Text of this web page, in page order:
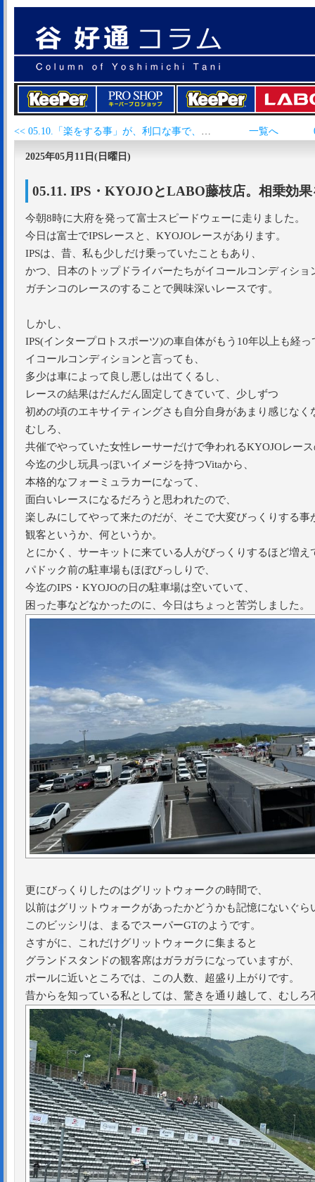
<< 05.10.「楽をする事」が、利口な事で、得な事だと思う輩の罪。 一覧へ
2025年05月11日(日曜日)
05.11. IPS・KYOJOとLABO藤枝店。相乗効
今朝8時に大府を発って富士スピードウェーに走りました。
今日は富士でIPSレースと、KYOJOレースがあります。
IPSは、昔、私も少しだけ乗っていたこともあり、
かつ、日本のトップドライバーたちがイコールコンディショ
ガチンコのレースのすることで興味深いレースです。
しかし、
IPS(インタープロトスポーツ)の車自体がもう10年以上も経
イコールコンディションと言っても、
多少は車によって良し悪しは出てくるし、
レースの結果はだんだん固定してきていて、少しずつ
初めの頃のエキサイティングさも自分自身があまり感じなく
むしろ、
共催でやっていた女性レーサーだけで争われるKYOJOレー
今迄の少し玩具っぽいイメージを持つVitaから、
本格的なフォーミュラカーになって、
面白いレースになるだろうと思われたので、
楽しみにしてやって来たのだが、そこで大変びっくりする事
観客というか、何というか。
とにかく、サーキットに来ている人がびっくりするほど増え
パドック前の駐車場もほぼびっしりで、
今迄のIPS・KYOJOの日の駐車場は空いていて、
困った事などなかったのに、今日はちょっと苦労しました。
更にびっくりしたのはグリットウォークの時間で、
以前はグリットウォークがあったかどうかも記憶にないぐら
このビッシリは、まるでスーパーGTのようです。
さすがに、これだけグリットウォークに集まると
グランドスタンドの観客席はガラガラになっていますが、
ポールに近いところでは、この人数、超盛り上がりです。
昔からを知っている私としては、驚きを通り越して、むしろ